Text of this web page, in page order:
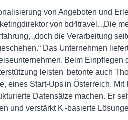
von Angeboten und
von bd4travel. „Die
„doch die Verarbeitung
Das Unternehmen
Beim Einpflegen
leisten, betonte auch
eines Start-Ups in Österreich.
Datensätze machen. Er
und verstärkt KI-basierte